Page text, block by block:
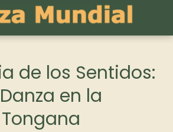
de los Sentidos:
en la